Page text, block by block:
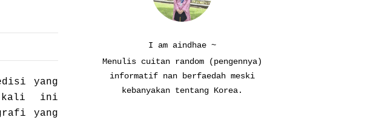
yang
kali ini
yang
I am aindhae ~
Menulis cuitan random (pengennya)
informatif nan berfaedah meski
kebanyakan tentang Korea.